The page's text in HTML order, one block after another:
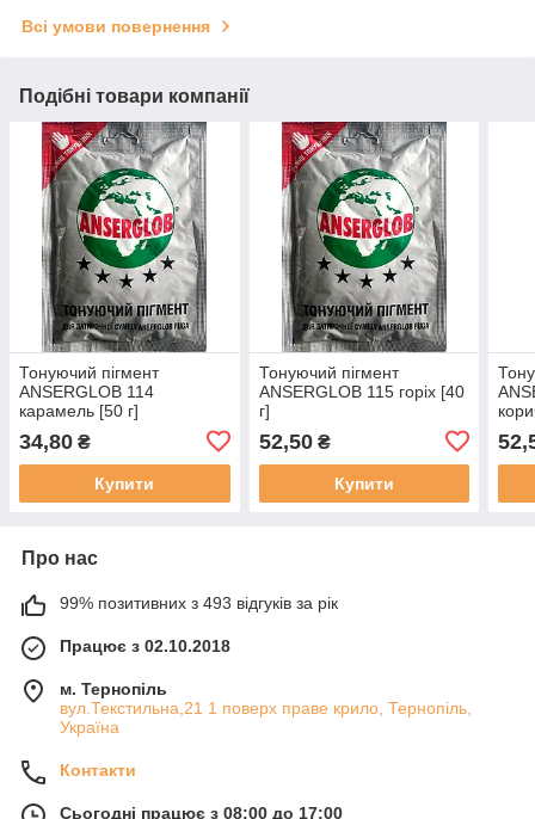
Всі умови повернення
Подібні товари компанії
Тонуючий пігмент
ANSERGLOB 114
карамель [50 г]
34,80 ₴
Купити
Тонуючий пігмент
ANSERGLOB 115 горіх [40
г]
52,50₴
Купити
Про нас
99% позитивних з 493 відгуків за рік
Працює з 02.10.2018
м. Тернопіль
вул.Текстильна,21 1 поверх праве крило, Тернопіль,
Україна
Контакти
Сьогодні працює з 08:00 до 17:00